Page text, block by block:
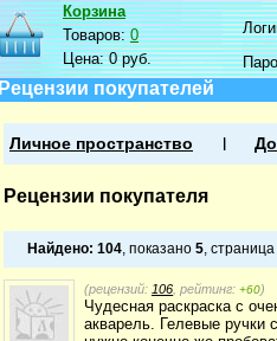
Корзина
Товаров:0
Цена:0 руб.
Рецензии покупателей
Личное пространство
Рецензии покупателя
Найдено: 104, показано 5, страница
(рецензий: 106 , рейтинг: +60)
Чудесная раскраска с
акварель. Гелевые ручки